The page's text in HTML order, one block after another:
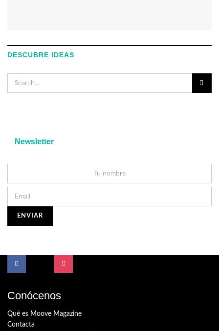
DESCUBRE IDEAS
Newsletter
Conócenos
Qué es Moove Magazine
Contacta